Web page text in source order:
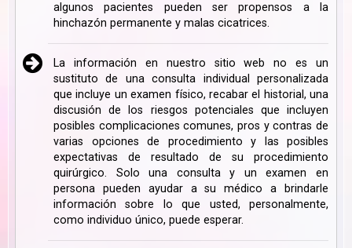
algunos pacientes pueden ser propensos a la
hinchazón permanente y malas cicatrices.
La información en nuestro sitio web no es un
sustituto de una consulta individual personalizada
que incluye un examen físico, recabar el historial, una
discusión de los riesgos potenciales que incluyen
posibles complicaciones comunes, pros y contras de
varias opciones de procedimiento y las posibles
expectativas de resultado de su procedimiento
quirúrgico. Solo una consulta y un examen en
persona pueden ayudar a su médico a brindarle
información sobre lo que usted, personalmente,
como individuo único, puede esperar.